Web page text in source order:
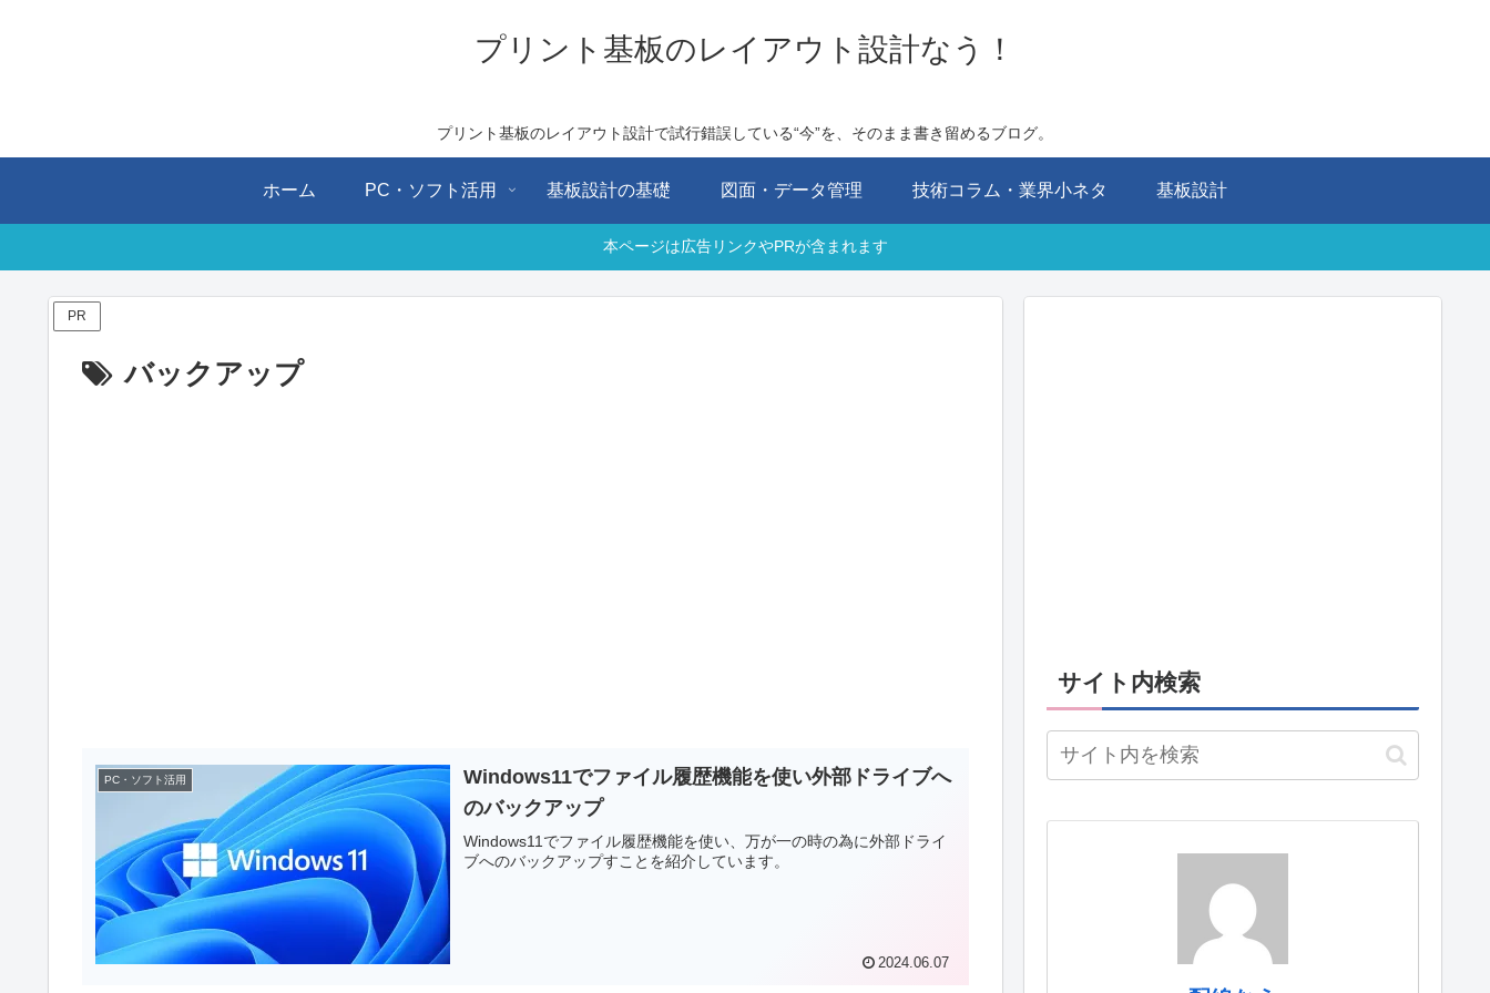
プリント基板のレイアウト設計なう！
プリント基板のレイアウト設計で試行錯誤している“今”を、そのまま書き留めるブログ。
ホーム PC・ソフト活用 基板設計の基礎 図面・データ管理 技術コラム・業界小ネタ 基板設計
本ページは広告リンクやPRが含まれます
PR
バックアップ
PC・ソフト活用
Windows11でファイル履歴機能を使い外部ドライブへ
のバックアップ
Windows11でファイル履歴機能を使い、万が一の時の為に外部ドライ
ブへのバックアップすことを紹介しています。
2024.06.07
サイト内検索